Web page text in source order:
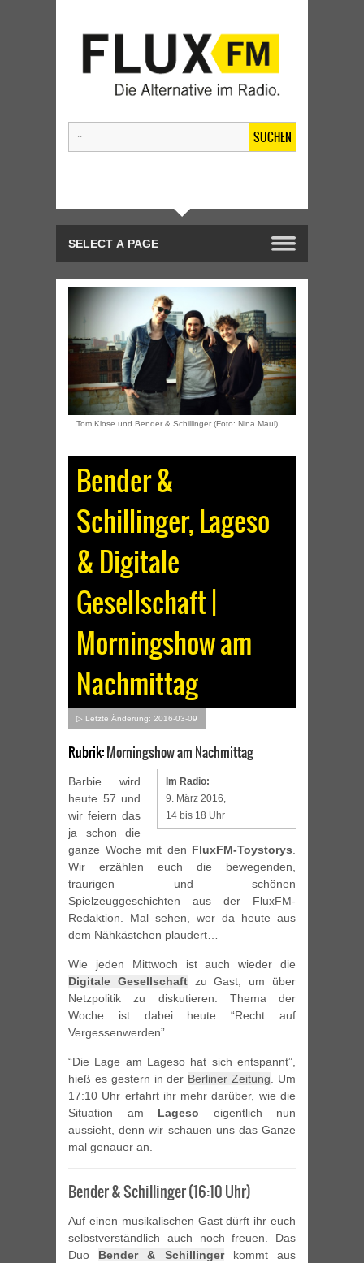
SUCHEN
Tom Klose und Bender & Schillinger (Foto: Nina Maul)
Bender &
Schillinger, Lageso
& Digitale
Gesellschaft |
Morningshow am
Nachmittag
▷ Letzte Änderung: 2016-03-09
Rubrik:Morningshow am Nachmittag
Im Radio:
9. März 2016,
14 bis 18 Uhr
Barbie wird
heute 57 und
wir feiern das
ja schon die
ganze Woche mit den FluxFM-Toystorys.
Wir erzählen euch die bewegenden,
traurigen und schönen
Spielzeuggeschichten aus der FluxFM-
Redaktion. Mal sehen, wer da heute aus
dem Nähkästchen plaudert…
Wie jeden Mittwoch ist auch wieder die
Digitale Gesellschaftzu Gast, um über
Netzpolitik zu diskutieren. Thema der
Woche ist dabei heute “Recht auf
Vergessenwerden”.
“Die Lage am Lageso hat sich entspannt”,
hieß es gestern in der Berliner Zeitung. Um
17:10 Uhr erfahrt ihr mehr darüber, wie die
Situation am Lageso eigentlich nun
aussieht, denn wir schauen uns das Ganze
mal genauer an.
Bender & Schillinger (16:10 Uhr)
Auf einen musikalischen Gast dürft ihr euch
selbstverständlich auch noch freuen. Das
Duo Bender & Schillingerkommt aus